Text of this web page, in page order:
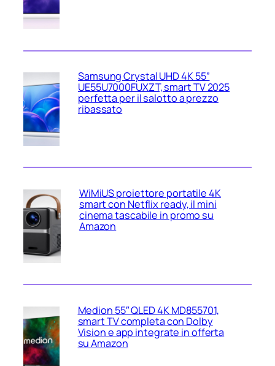
Samsung Crystal UHD 4K 55”
UE55U7000FUXZT, smart TV 2025
perfetta per il salotto a prezzo
ribassato
WiMiUS proiettore portatile 4K
smart con Netflix ready, il mini
cinema tascabile in promo su
Amazon
Medion 55″ QLED 4K MD855701,
smart TV completa con Dolby
Vision e app integrate in offerta
su Amazon